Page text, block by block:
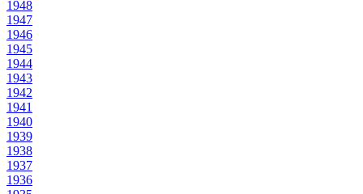
1948
1947
1946
1945
1944
1943
1942
1941
1940
1939
1938
1937
1936